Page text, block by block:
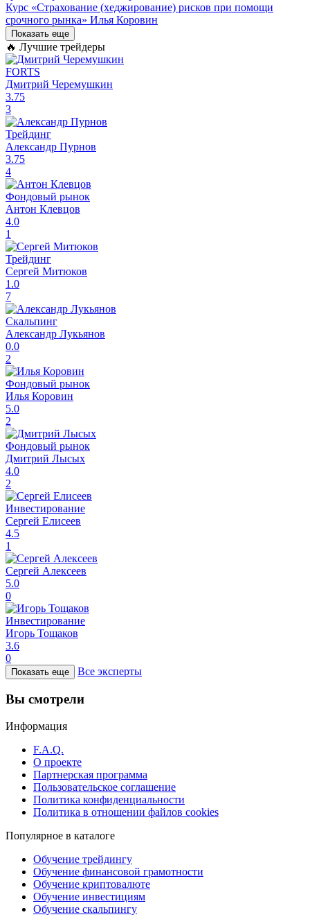
Курс «Страхование (хеджирование) рисков при помощи
срочного рынка» Илья Коровин
Показать еще
🔥 Лучшие трейдеры
FORTS
Дмитрий Черемушкин
3.75
3
Трейдинг
Александр Пурнов
3.75
4
Фондовый рынок
Антон Клевцов
4.0
1
Трейдинг
Сергей Митюков
1.0
7
Скальпинг
Александр Лукьянов
0.0
2
Фондовый рынок
Илья Коровин
5.0
2
Фондовый рынок
Дмитрий Лысых
4.0
2
Инвестирование
Сергей Елисеев
4.5
1
Сергей Алексеев
5.0
0
Инвестирование
Игорь Тощаков
3.6
0
Показать еще Все эксперты
Вы смотрели
Информация
F.A.Q.
О проекте
Партнерская программа
Пользовательское соглашение
Политика конфиденциальности
Политика в отношении файлов cookies
Популярное в каталоге
Обучение трейдингу
Обучение финансовой грамотности
Обучение криптовалюте
Обучение инвестициям
Обучение скальпингу